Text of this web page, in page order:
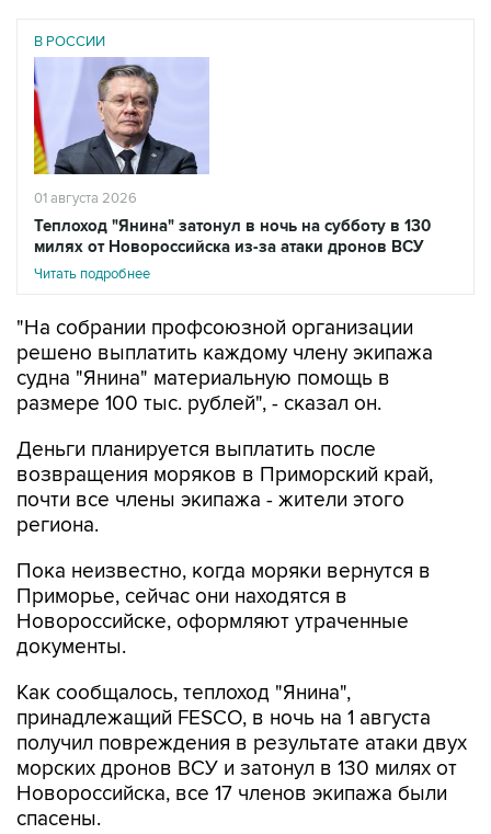
В РОССИИ
01 августа 2026
Теплоход "Янина" затонул в ночь на субботу в 130
милях от Новороссийска из-за атаки дронов ВСУ
Читать подробнее
"На собрании профсоюзной организации
решено выплатить каждому члену экипажа
судна "Янина" материальную помощь в
размере 100 тыс. рублей", - сказал он.
Деньги планируется выплатить после
возвращения моряков в Приморский край,
почти все члены экипажа - жители этого
региона.
Пока неизвестно, когда моряки вернутся в
Приморье, сейчас они находятся в
Новороссийске, оформляют утраченные
документы.
Как сообщалось, теплоход "Янина",
принадлежащий FESCO, в ночь на 1 августа
получил повреждения в результате атаки двух
морских дронов ВСУ и затонул в 130 милях от
Новороссийска, все 17 членов экипажа были
спасены.